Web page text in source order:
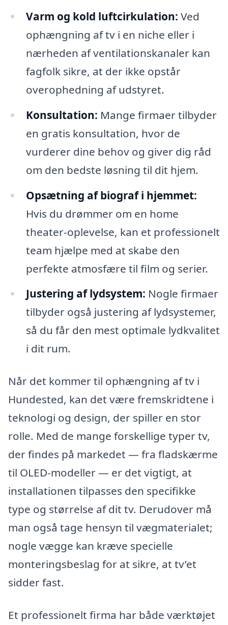
Varm og kold luftcirkulation: Ved
ophængning af tv i en niche eller i
nærheden af ventilationskanaler kan
fagfolk sikre, at der ikke opstår
overophedning af udstyret.
Konsultation: Mange firmaer tilbyder
en gratis konsultation, hvor de
vurderer dine behov og giver dig råd
om den bedste løsning til dit hjem.
Opsætning af biograf i hjemmet:
Hvis du drømmer om en home
theater-oplevelse, kan et professionelt
team hjælpe med at skabe den
perfekte atmosfære til film og serier.
Justering af lydsystem: Nogle firmaer
tilbyder også justering af lydsystemer,
så du får den mest optimale lydkvalitet
i dit rum.
Når det kommer til ophængning af tv i
Hundested, kan det være fremskridtene i
teknologi og design, der spiller en stor
rolle. Med de mange forskellige typer tv,
der findes på markedet — fra fladskærme
til OLED-modeller — er det vigtigt, at
installationen tilpasses den specifikke
type og størrelse af dit tv. Derudover må
man også tage hensyn til vægmaterialet;
nogle vægge kan kræve specielle
monteringsbeslag for at sikre, at tv’et
sidder fast.
Et professionelt firma har både værktøjet